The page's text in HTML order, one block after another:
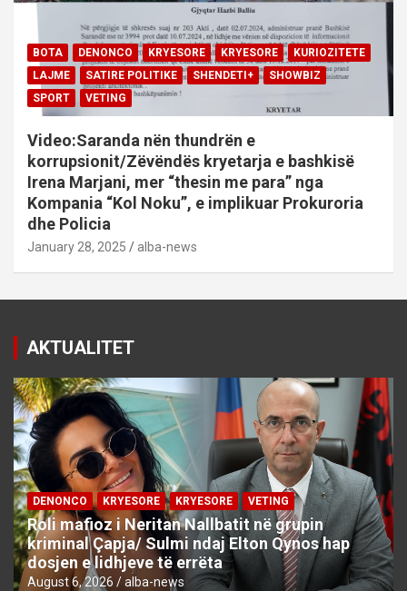
BOTA DENONCO KRYESORE KRYESORE
KURIOZITETE
LAJME
SATIRE POLITIKE SHENDETI+
SHOWBIZ
SPORT
VETING
Video:Saranda nën thundrën e
korrupsionit/Zëvëndës kryetarja e bashkisë
Irena Marjani, mer “thesin me para” nga
Kompania “Kol Noku”, e implikuar Prokuroria
dhe Policia
January 28, 2025 alba-news
AKTUALITET
DENONCO KRYESORE KRYESORE VETING
Roli mafioz i Neritan Nallbatit në grupin
kriminal Çapja/ Sulmi ndaj Elton Qynos hap
dosjen e lidhjeve të errëta
August 6, 2026 alba-news